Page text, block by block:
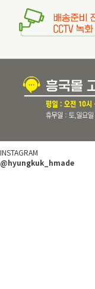
INSTAGRAM
@hyungkuk_hmade